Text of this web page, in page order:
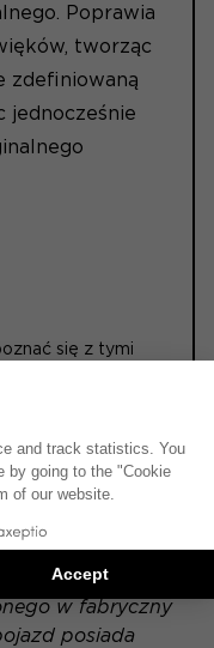
Poprawia
tworząc
zdefiniowaną
jednocześnie
się z tymi
na
w fabryczny
posiada